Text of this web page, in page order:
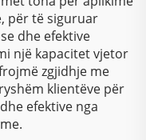
për të siguruar
dhe efektive
një kapacitet vjetor
zgjidhje me
klientëve për
efektive nga